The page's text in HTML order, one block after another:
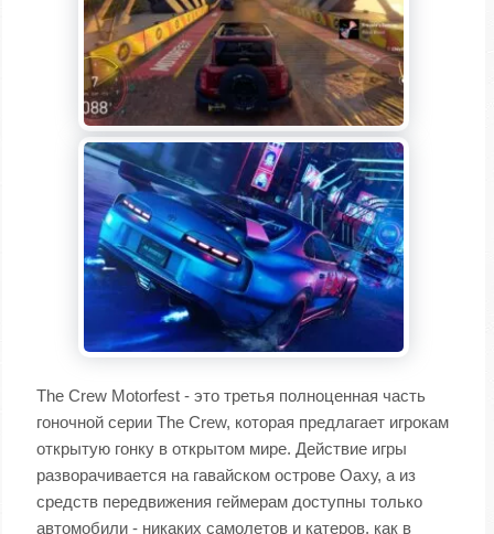
The Crew Motorfest - это третья полноценная часть
гоночной серии The Crew, которая предлагает игрокам
открытую гонку в открытом мире. Действие игры
разворачивается на гавайском острове Оаху, а из
средств передвижения геймерам доступны только
автомобили - никаких самолетов и катеров, как в